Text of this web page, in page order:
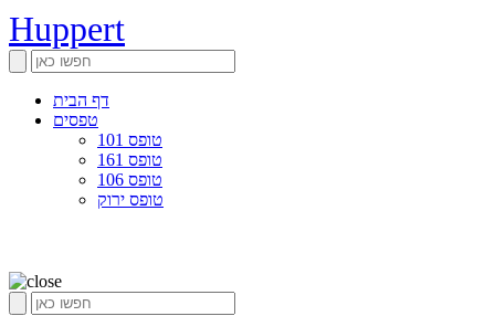
Huppert
דף הבית
טפסים
טופס 101
טופס 161
טופס 106
טופס ירוק